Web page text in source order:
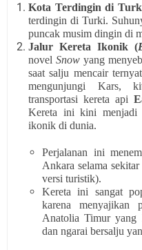
Kota Terdingin di
terdingin di Turki.
puncak musim dingin di
Jalur Kereta Ikonik (
novel Snow yang
saat salju mencair
mengunjungi Kars,
transportasi kereta api
Kereta ini kini menjadi
ikonik di dunia.
Perjalanan ini
Ankara selama
versi turistik).
Kereta ini sangat
karena menyajikan
Anatolia Timur yang
dan ngarai bersalju